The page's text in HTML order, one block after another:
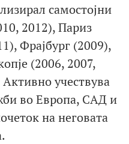
самостојни
2012), Париз
Фрајбург (2009),
(2006, 2007,
учествува
во Европа, САД и
на неговата